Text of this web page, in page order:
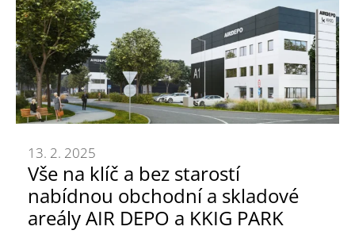
Vše na klíč a bez starostí
nabídnou obchodní a skladové
areály AIR DEPO a KKIG PARK
13. 2. 2025